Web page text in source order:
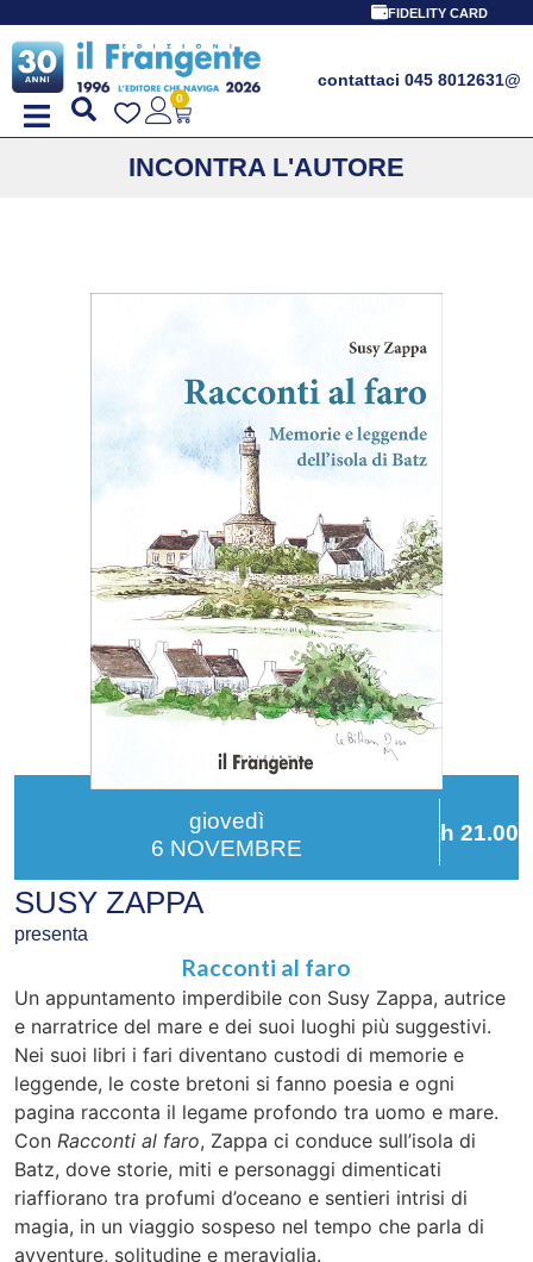
FIDELITY CARD
contattaci 045 8012631@
0
INCONTRA L'AUTORE
giovedì
6 NOVEMBRE
h 21.00
SUSY ZAPPA
presenta
Racconti al faro
Un appuntamento imperdibile con Susy Zappa, autrice
e narratrice del mare e dei suoi luoghi più suggestivi.
Nei suoi libri i fari diventano custodi di memorie e
leggende, le coste bretoni si fanno poesia e ogni
pagina racconta il legame profondo tra uomo e mare.
Con Racconti al faro, Zappa ci conduce sull’isola di
Batz, dove storie, miti e personaggi dimenticati
riaffiorano tra profumi d’oceano e sentieri intrisi di
magia, in un viaggio sospeso nel tempo che parla di
avventure, solitudine e meraviglia.